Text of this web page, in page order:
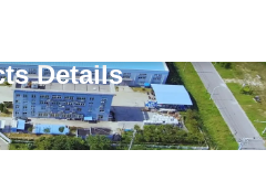
Details